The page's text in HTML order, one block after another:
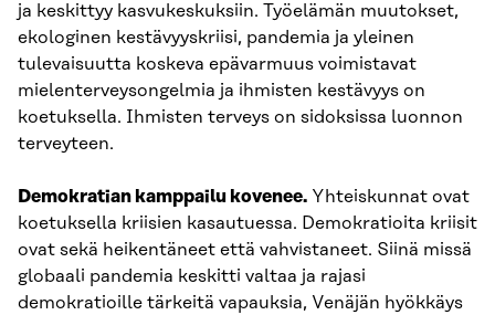
ja keskittyy kasvukeskuksiin. Työelämän muutokset,
ekologinen kestävyyskriisi, pandemia ja yleinen
tulevaisuutta koskeva epävarmuus voimistavat
mielenterveysongelmia ja ihmisten kestävyys on
koetuksella. Ihmisten terveys on sidoksissa luonnon
terveyteen.
Demokratian kamppailu kovenee. Yhteiskunnat ovat
koetuksella kriisien kasautuessa. Demokratioita kriisit
ovat sekä heikentäneet että vahvistaneet. Siinä missä
globaali pandemia keskitti valtaa ja rajasi
demokratioille tärkeitä vapauksia, Venäjän hyökkäys